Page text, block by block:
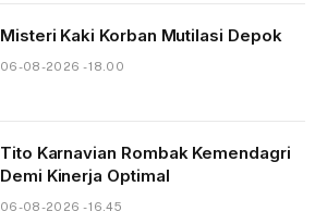
Misteri Kaki Korban Mutilasi Depok
06-08-2026 - 18.00
Tito Karnavian Rombak Kemendagri
Demi Kinerja Optimal
06-08-2026 - 16.45